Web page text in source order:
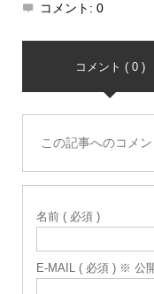
コメント: 0
コメント ( 0 )
この記事へのコメン
名前 ( 必須 )
E-MAIL ( 必須 ) ※ 公